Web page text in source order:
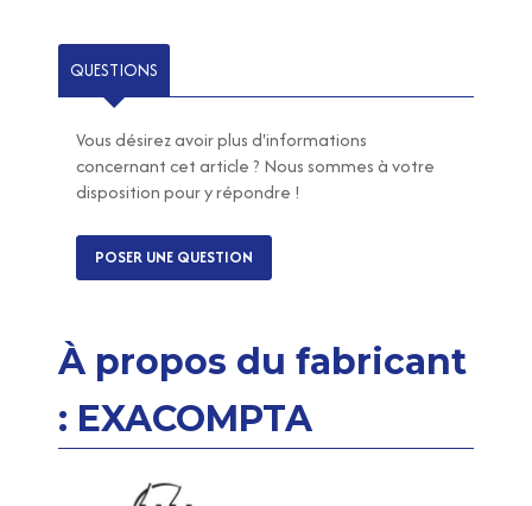
QUESTIONS
Vous désirez avoir plus d'informations
concernant cet article ? Nous sommes à votre
disposition pour y répondre !
POSER UNE QUESTION
À propos du fabricant
: EXACOMPTA